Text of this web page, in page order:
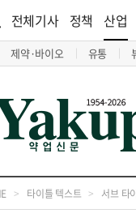
전체기사 정책 산업
제약·바이오 유통
> 타이틀 텍스트 > 서브 타